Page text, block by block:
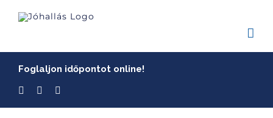
Foglaljon időpontot online!